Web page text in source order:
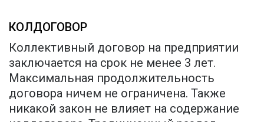
КОЛДОГОВОР
Коллективный договор на предприятии
заключается на срок не менее 3 лет.
Максимальная продолжительность
договора ничем не ограничена. Также
никакой закон не влияет на содержание